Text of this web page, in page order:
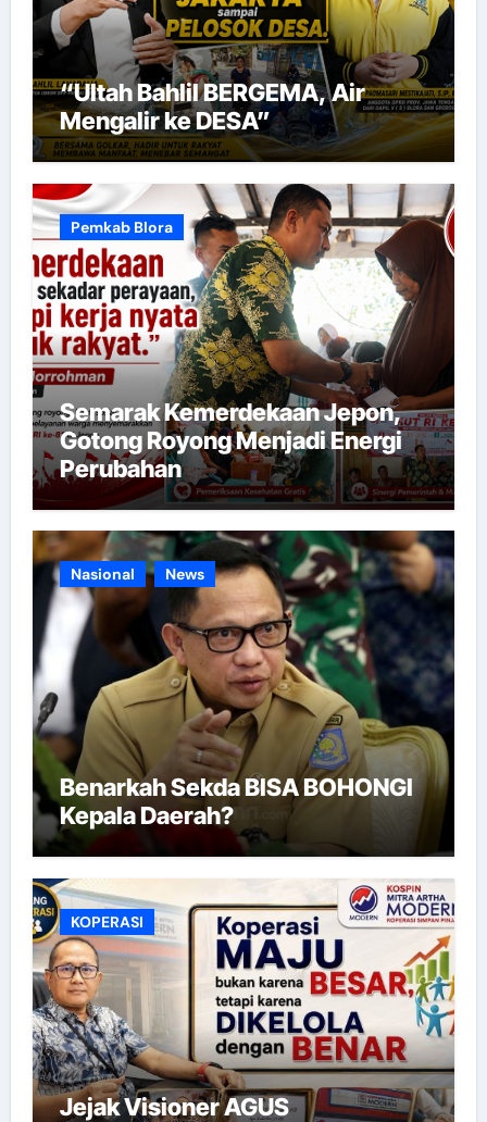
“Ultah Bahlil BERGEMA, Air
Mengalir ke DESA”
Pemkab Blora
Semarak Kemerdekaan Jepon,
Gotong Royong Menjadi Energi
Perubahan
Nasional News
Benarkah Sekda BISA BOHONGI
Kepala Daerah?
KOPERASI
Jejak Visioner AGUS